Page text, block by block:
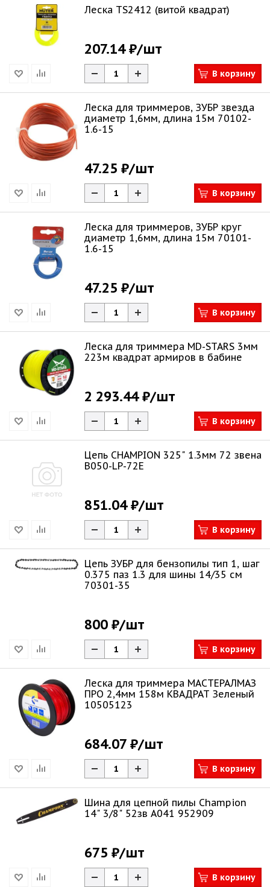
Леска TS2412 (витой квадрат)
207.14 ₽/шт
В корзину
Леска для триммеров, ЗУБР звезда
диаметр 1,6мм, длина 15м 70102-
1.6-15
47.25 ₽/шт
В корзину
Леска для триммеров, ЗУБР круг
диаметр 1,6мм, длина 15м 70101-
1.6-15
47.25 ₽/шт
В корзину
Леска для триммера MD-STARS 3мм
223м квадрат армиров в бабине
2 293.44 ₽/шт
В корзину
Цепь CHAMPION 325" 1.3мм 72 звена
B050-LP-72E
851.04 ₽/шт
В корзину
Цепь ЗУБР для бензопилы тип 1, шаг
0.375 паз 1.3 для шины 14/35 см
70301-35
800 ₽/шт
В корзину
Леска для триммера МАСТЕРАЛМАЗ
ПРО 2,4мм 158м КВАДРАТ Зеленый
10505123
684.07 ₽/шт
В корзину
Шина для цепной пилы Champion
14" 3/8" 52зв A041 952909
675 ₽/шт
В корзину